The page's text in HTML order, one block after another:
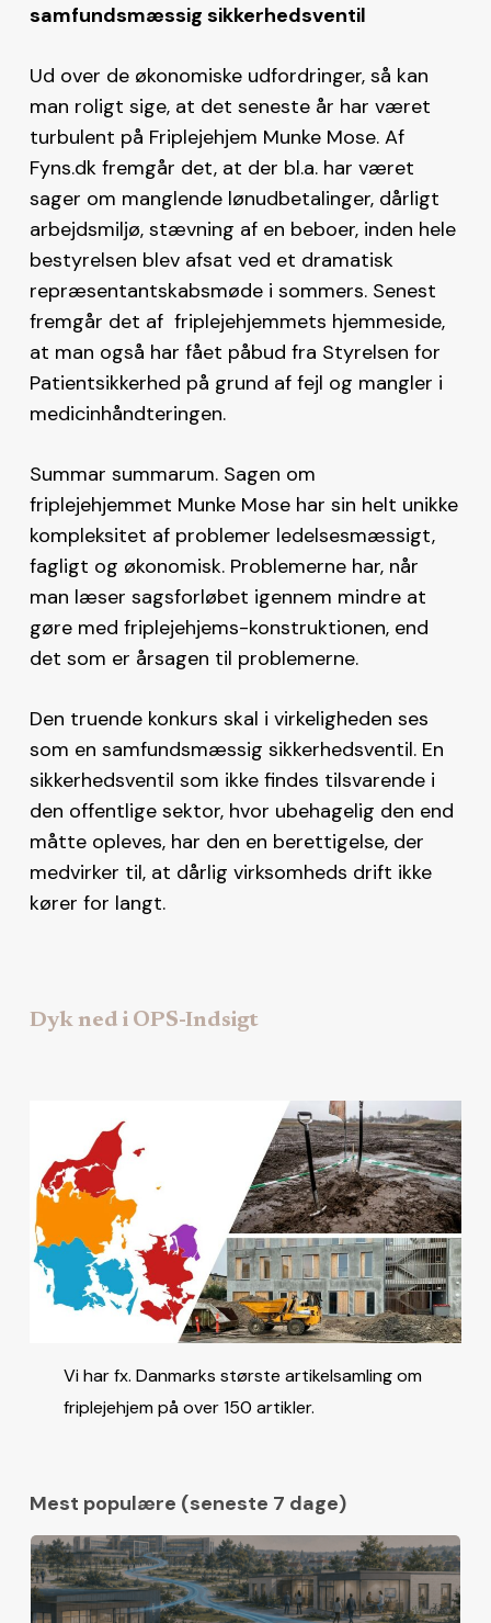
samfundsmæssig sikkerhedsventil
Ud over de økonomiske udfordringer, så kan
man roligt sige, at det seneste år har været
turbulent på Friplejehjem Munke Mose. Af
Fyns.dk fremgår det, at der bl.a. har været
sager om manglende lønudbetalinger, dårligt
arbejdsmiljø, stævning af en beboer, inden hele
bestyrelsen blev afsat ved et dramatisk
repræsentantskabsmøde i sommers. Senest
fremgår det af friplejehjemmets hjemmeside,
at man også har fået påbud fra Styrelsen for
Patientsikkerhed på grund af fejl og mangler i
medicinhåndteringen.
Summar summarum. Sagen om
friplejehjemmet Munke Mose har sin helt unikke
kompleksitet af problemer ledelsesmæssigt,
fagligt og økonomisk. Problemerne har, når
man læser sagsforløbet igennem mindre at
gøre med friplejehjems-konstruktionen, end
det som er årsagen til problemerne.
Den truende konkurs skal i virkeligheden ses
som en samfundsmæssig sikkerhedsventil. En
sikkerhedsventil som ikke findes tilsvarende i
den offentlige sektor, hvor ubehagelig den end
måtte opleves, har den en berettigelse, der
medvirker til, at dårlig virksomheds drift ikke
kører for langt.
Dyk ned i OPS-Indsigt
Vi har fx. Danmarks største artikelsamling om
friplejehjem på over 150 artikler.
Mest populære (seneste 7 dage)